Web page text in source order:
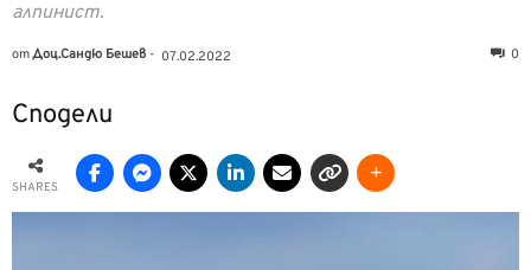
алпинист.
отДоц.Сандю Бешев - 07.02.2022 0
Сподели
SHARES